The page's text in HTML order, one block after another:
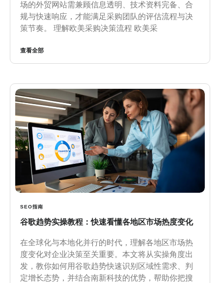
场的外贸网站需兼顾信息透明、技术资料完备、合
规与快速响应，才能满足采购团队的评估流程与决
策节奏。 理解欧美采购决策流程 欧美采
查看全部
SEO指南
谷歌趋势实操教程：快速看懂各地区市场热度变化
在全球化与本地化并行的时代，理解各地区市场热
度变化对企业决策至关重要。本文将从实操角度出
发，教你如何用谷歌趋势快速识别区域性需求、判
定增长态势，并结合南新科技的优势，帮助你把搜